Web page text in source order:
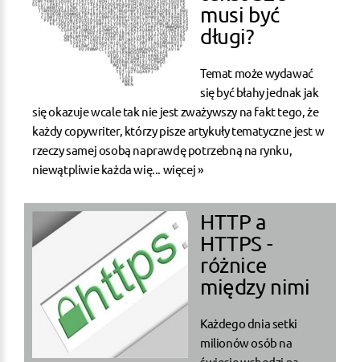
musi być
długi?
Temat może wydawać
się być błahy jednak jak
się okazuje wcale tak nie jest zważywszy na fakt tego, że
każdy copywriter, którzy pisze artykuły tematyczne jest w
rzeczy samej osobą naprawdę potrzebną na rynku,
niewątpliwie każda wię... więcej »
HTTP a
HTTPS -
różnice
między nimi
Każdego dnia setki
milionów osób na